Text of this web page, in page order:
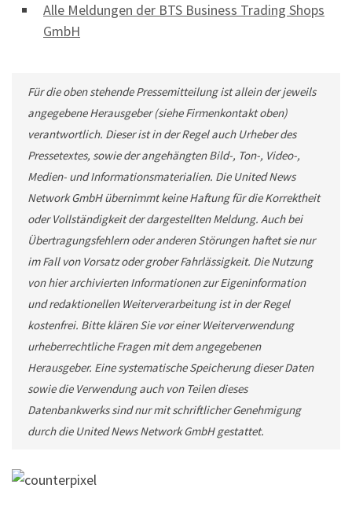
Alle Meldungen der BTS Business Trading Shops
GmbH
Für die oben stehende Pressemitteilung ist allein der jeweils
angegebene Herausgeber (siehe Firmenkontakt oben)
verantwortlich. Dieser ist in der Regel auch Urheber des
Pressetextes, sowie der angehängten Bild-, Ton-, Video-,
Medien- und Informationsmaterialien. Die United News
Network GmbH übernimmt keine Haftung für die Korrektheit
oder Vollständigkeit der dargestellten Meldung. Auch bei
Übertragungsfehlern oder anderen Störungen haftet sie nur
im Fall von Vorsatz oder grober Fahrlässigkeit. Die Nutzung
von hier archivierten Informationen zur Eigeninformation
und redaktionellen Weiterverarbeitung ist in der Regel
kostenfrei. Bitte klären Sie vor einer Weiterverwendung
urheberrechtliche Fragen mit dem angegebenen
Herausgeber. Eine systematische Speicherung dieser Daten
sowie die Verwendung auch von Teilen dieses
Datenbankwerks sind nur mit schriftlicher Genehmigung
durch die United News Network GmbH gestattet.